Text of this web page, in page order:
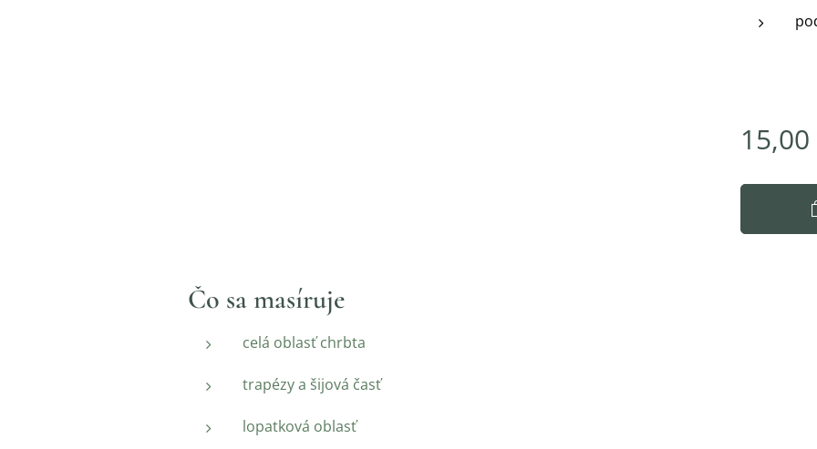
15,00
Čo sa masíruje
celá oblasť chrbta
trapézy a šijová časť
lopatková oblasť